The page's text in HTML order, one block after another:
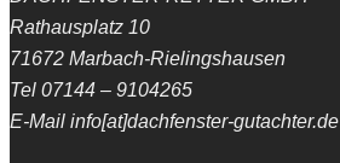
Rathausplatz 10
71672 Marbach-Rielingshausen
Tel 07144 – 9104265
E-Mail info[at]dachfenster-gutachter.de